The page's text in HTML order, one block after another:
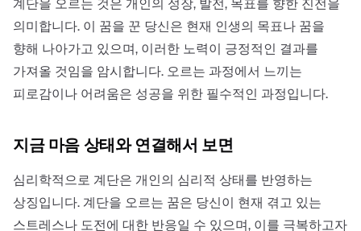
의미합니다. 이 꿈을 꾼 당신은 현재 인생의 목표나 꿈을
향해 나아가고 있으며, 이러한 노력이 긍정적인 결과를
가져올 것임을 암시합니다. 오르는 과정에서 느끼는
피로감이나 어려움은 성공을 위한 필수적인 과정입니다.
지금 마음 상태와 연결해서 보면
심리학적으로 계단은 개인의 심리적 상태를 반영하는
상징입니다. 계단을 오르는 꿈은 당신이 현재 겪고 있는
스트레스나 도전에 대한 반응일 수 있으며, 이를 극복하고자